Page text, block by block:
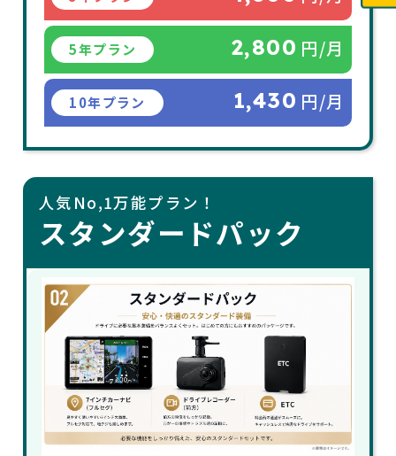
5年プラン 2,800 円/月
10年プラン 1,430 円/月
人気No,1万能プラン！
スタンダードパック